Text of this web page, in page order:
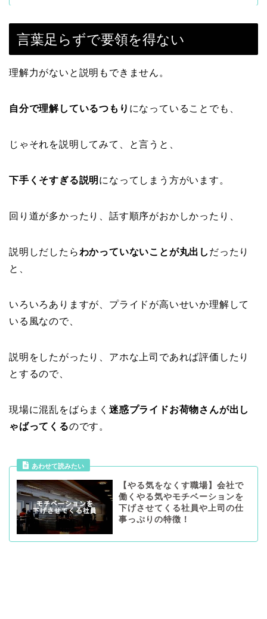
言葉足らずで要領を得ない
理解力がないと説明もできません。
自分で理解しているつもり になっていることでも、
じゃそれを説明してみて、と言うと、
下手くそすぎる説明 になってしまう方がいます。
回り道が多かったり、話す順序がおかしかったり、
説明しだしたらわかっていないことが丸出し だったり
と、
いろいろありますが、プライドが高いせいか理解して
いる風なので、
説明をしたがったり、アホな上司であれば評価したり
とするので、
現場に混乱をばらまく 迷惑プライドお荷物さんが出し
ゃばってくるのです。
あわせて読みたい
【やる気をなくす職場】会社で
働くやる気やモチベーションを
下げさせてくる社員や上司の仕
事っぷりの特徴！